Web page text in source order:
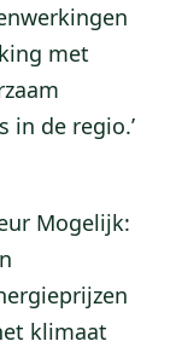
met
in de regio.’
Mogelijk:
klimaat